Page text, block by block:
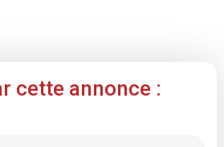
cette annonce :